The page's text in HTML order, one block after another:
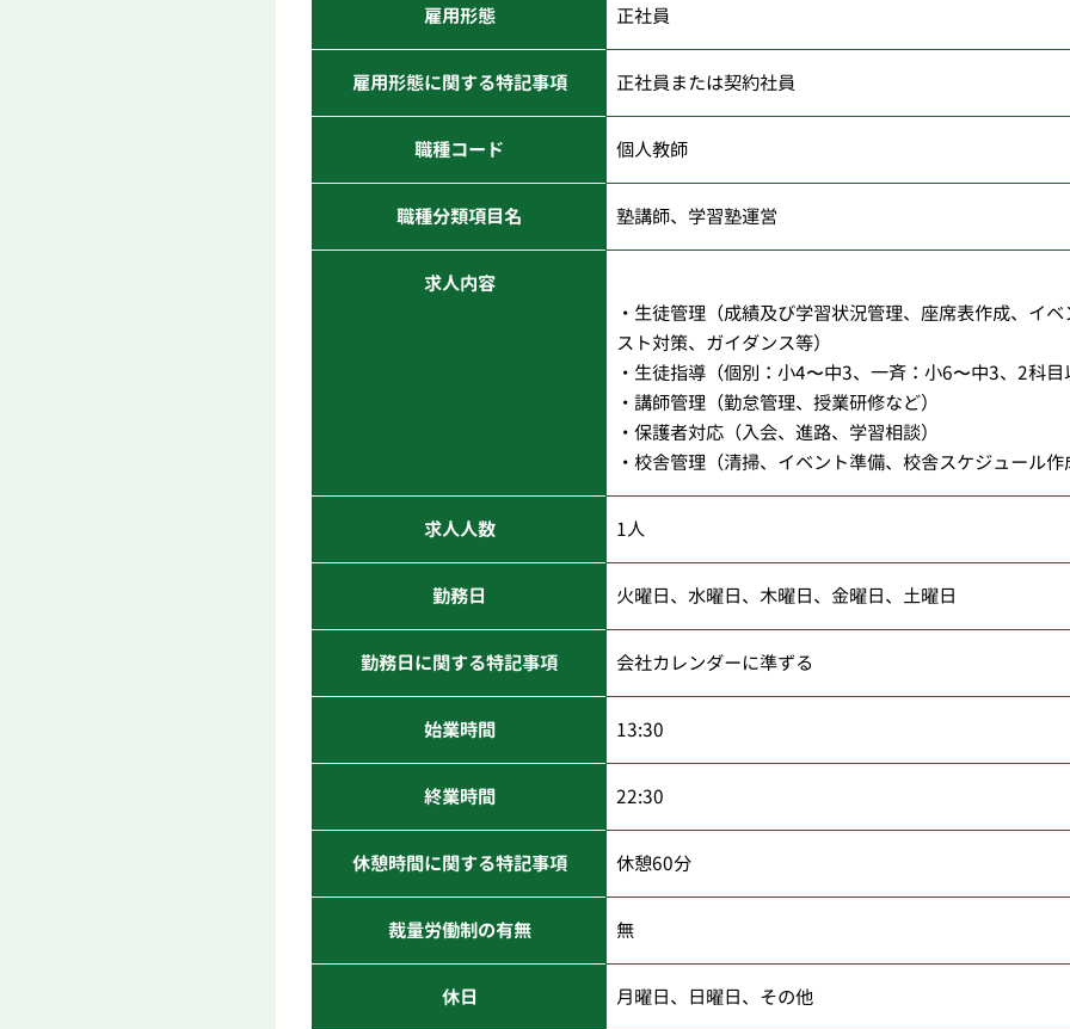
雇用形態 正社員
雇用形態に関する特記事項 正社員または契約社員
職種コード 個人教師
職種分類項目名 塾講師、学習塾運営
求人内容
・生徒管理（成績及び学習状況管理、座席表作成、イ
スト対策、ガイダンス等）
・生徒指導（個別：小4〜中3、一斉：小6〜中3、2科
・講師管理（勤怠管理、授業研修など）
・保護者対応（入会、進路、学習相談）
・校舎管理（清掃、イベント準備、校舎スケジュール
求人人数 1人
勤務日 火曜日、水曜日、木曜日、金曜日、土曜日
勤務日に関する特記事項 会社カレンダーに準ずる
始業時間 13:30
終業時間 22:30
休憩時間に関する特記事項 休憩60分
裁量労働制の有無 無
休日 月曜日、日曜日、その他